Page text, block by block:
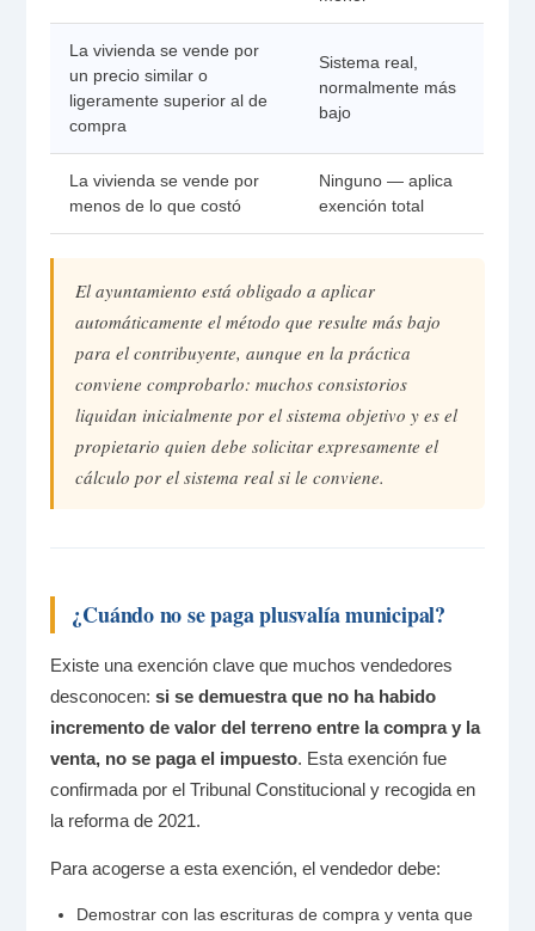
La vivienda se vende por
un precio similar o
ligeramente superior al de
compra
Sistema real,
normalmente más
bajo
La vivienda se vende por
menos de lo que costó
Ninguno — aplica
exención total
El ayuntamiento está obligado a aplicar
automáticamente el método que resulte más bajo
para el contribuyente, aunque en la práctica
conviene comprobarlo: muchos consistorios
liquidan inicialmente por el sistema objetivo y es el
propietario quien debe solicitar expresamente el
cálculo por el sistema real si le conviene.
¿Cuándo no se paga plusvalía municipal?
Existe una exención clave que muchos vendedores
desconocen:si se demuestra que no ha habido
incremento de valor del terreno entre la compra y la
venta, no se paga el impuesto. Esta exención fue
confirmada por el Tribunal Constitucional y recogida en
la reforma de 2021.
Para acogerse a esta exención, el vendedor debe:
Demostrar con las escrituras de compra y venta que